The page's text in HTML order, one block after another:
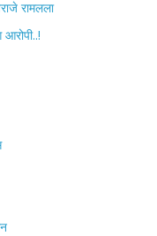
रामलला